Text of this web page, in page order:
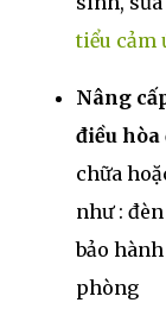
tiểu cảm
Nâng
điều hòa
chữa
như :
bảo
phòng